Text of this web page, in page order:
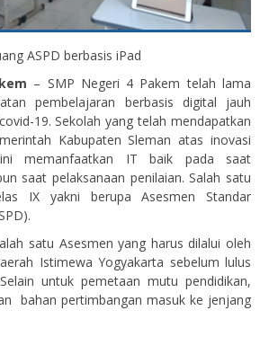
ASPD berbasis iPad
– SMP Negeri 4 Pakem telah lama
pembelajaran berbasis digital jauh
19. Sekolah yang telah mendapatkan
Kabupaten Sleman atas inovasi
ini memanfaatkan IT baik pada saat
saat pelaksanaan penilaian. Salah satu
IX yakni berupa Asesmen Standar
satu Asesmen yang harus dilalui oleh
Istimewa Yogyakarta sebelum lulus
untuk pemetaan mutu pendidikan,
bahan pertimbangan masuk ke jenjang